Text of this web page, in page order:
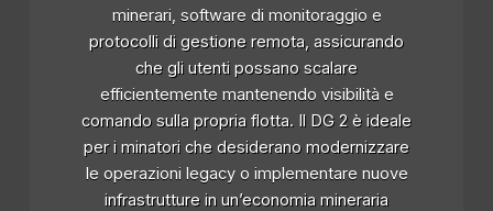
minerari, software di monitoraggio e
protocolli di gestione remota, assicurando
che gli utenti possano scalare
efficientemente mantenendo visibilità e
comando sulla propria flotta. Il DG 2 è ideale
per i minatori che desiderano modernizzare
le operazioni legacy o implementare nuove
infrastrutture in un’economia mineraria